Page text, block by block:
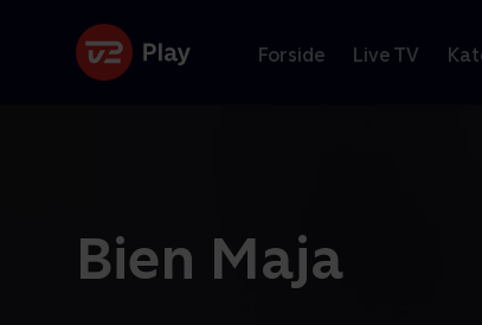
Forside Live TV
Bien Maja